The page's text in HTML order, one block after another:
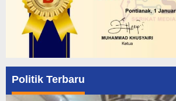
Politik Terbaru